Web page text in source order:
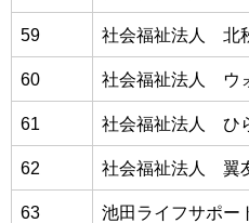
59 社会福祉法人 北
60 社会福祉法人 ウ
61 社会福祉法人 ひ
62 社会福祉法人 翼
63 池田ライフサポ